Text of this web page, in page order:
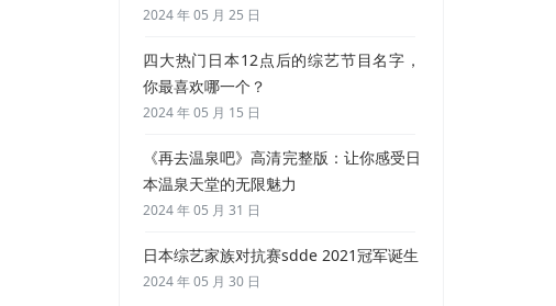
2024 年 05 月 25 日
四大热门日本12点后的综艺节目名字，
你最喜欢哪一个？
2024 年 05 月 15 日
《再去温泉吧》高清完整版：让你感受日
本温泉天堂的无限魅力
2024 年 05 月 31 日
日本综艺家族对抗赛sdde 2021冠军诞生
2024 年 05 月 30 日